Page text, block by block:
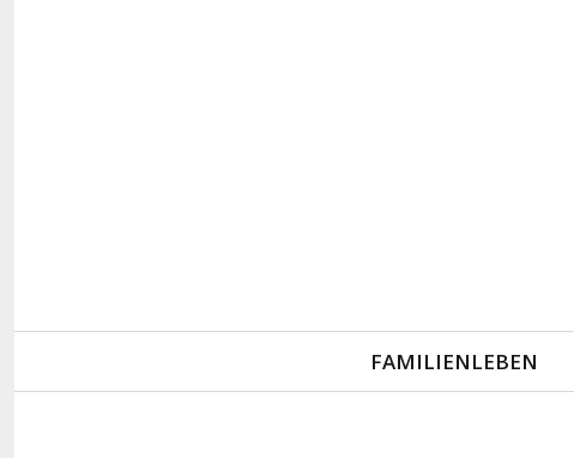
Navigation
FAMILIENLEBEN